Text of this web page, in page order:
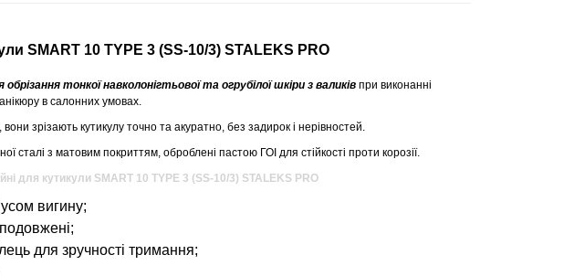
SMART 10 TYPE 3 (SS-10/3) STALEKS PRO
обрізання тонкої навколонігтьової та огрубілої шкіри з валиків при виконанні
в салонних умовах.
зрізають кутикулу точно та акуратно, без задирок і нерівностей.
сталі з матовим покриттям, оброблені пастою ГОІ для стійкості проти корозії.
для кутикули SMART 10 TYPE 3 (SS-10/3) STALEKS PRO
вигину;
для зручності тримання;